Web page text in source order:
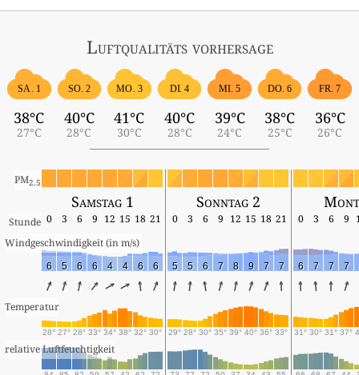
Luftqualitäts vorhersage
SA. 1
38°C
27°C
SO. 2
40°C
28°C
MO. 3
41°C
30°C
DI. 4
40°C
28°C
MI. 5
39°C
24°C
DO. 6
38°C
25°C
FR. 7
36°C
26°C
PM2.5
Samstag 1 Sonntag 2
Stunde 0 3 6 9 12 15 18 21 0 3 6 9 12 15 18 21 0 3 6 9
Windgeschwindigkeit (in m/s)
6 5 6 6 4 4 6 6 5 5 6 7 8 9 7 7 6 7 7 7
Temperatur
28° 27° 28° 33° 34° 38° 32° 30° 29° 28° 30° 35° 39° 40° 36° 33° 31° 30° 31° 37°
relative Luftfeuchtigkeit